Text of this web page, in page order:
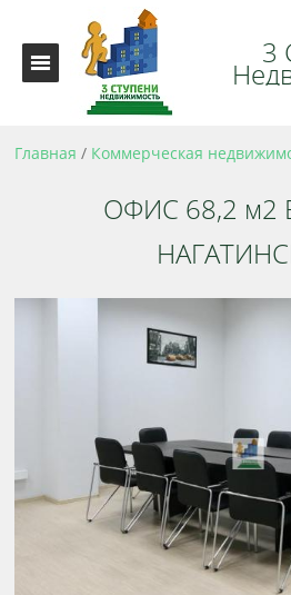
3
Главная / Коммерческая
ОФИС 68,2 м2